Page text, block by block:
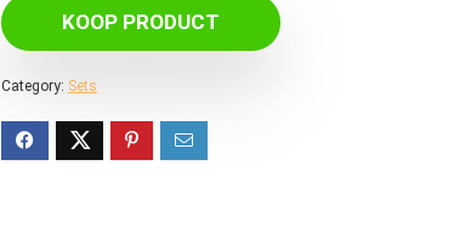
KOOP PRODUCT
Category: Sets